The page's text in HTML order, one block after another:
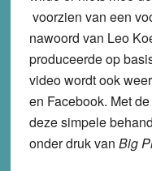
voorzien van een
nawoord van Leo
produceerde op
video wordt ook
en Facebook. Met
deze simpele
onder druk van Big